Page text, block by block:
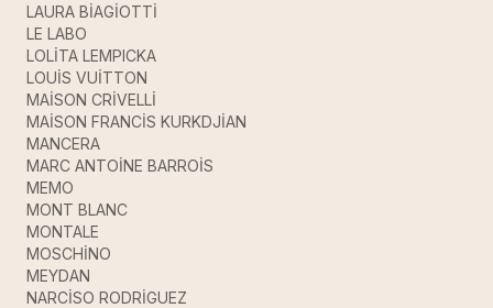
LAURA BİAGİOTTİ
LE LABO
LOLİTA LEMPICKA
LOUİS VUİTTON
MAİSON CRİVELLİ
MAİSON FRANCİS KURKDJİAN
MANCERA
MARC ANTOİNE BARROİS
MEMO
MONT BLANC
MONTALE
MOSCHİNO
MEYDAN
NARCİSO RODRİGUEZ